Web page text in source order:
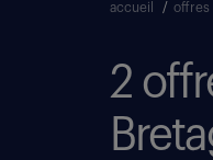
accueil / offres
2